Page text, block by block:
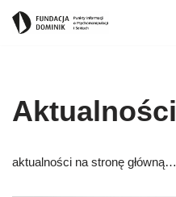
Aktualności
aktualności na stronę główną…